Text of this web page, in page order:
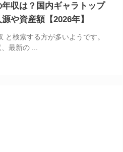
収は？国内ギャラトップ
や資産額【2026年】
と検索する方が多いようです。
最新の ...